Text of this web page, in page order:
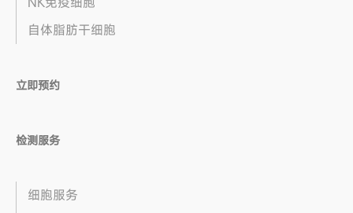
自体脂肪干细胞
立即预约
检测服务
细胞服务